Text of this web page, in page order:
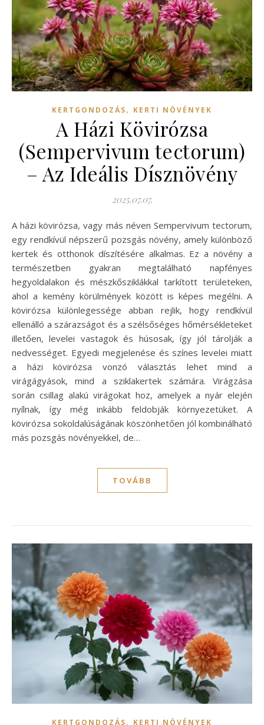
KERTGONDOZÁS, KERTI NÖVÉNYEK
A Házi Kövirózsa
(Sempervivum tectorum)
– Az Ideális Dísznövény
2025.07.07.
A házi kövirózsa, vagy más néven Sempervivum tectorum,
egy rendkívül népszerű pozsgás növény, amely különböző
kertek és otthonok díszítésére alkalmas. Ez a növény a
természetben gyakran megtalálható napfényes
hegyoldalakon és mészkősziklákkal tarkított területeken,
ahol a kemény körülmények között is képes megélni. A
kövirózsa különlegessége abban rejlik, hogy rendkívül
ellenálló a szárazságot és a szélsőséges hőmérsékleteket
illetően, levelei vastagok és húsosak, így jól tárolják a
nedvességet. Egyedi megjelenése és színes levelei miatt
a házi kövirózsa vonzó választás lehet mind a
virágágyások, mind a sziklakertek számára. Virágzása
során csillag alakú virágokat hoz, amelyek a nyár elején
nyílnak, így még inkább feldobják környezetüket. A
kövirózsa sokoldalúságának köszönhetően jól kombinálható
más pozsgás növényekkel, de…
TOVÁBB
KERTGONDOZÁS, KERTI NÖVÉNYEK